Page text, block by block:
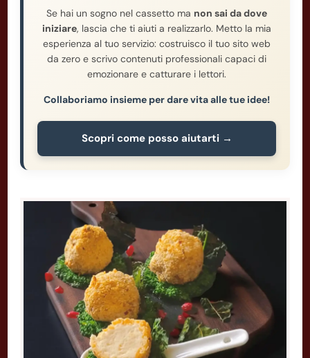
Se hai un sogno nel cassetto ma non sai da dove
iniziare, lascia che ti aiuti a realizzarlo. Metto la mia
esperienza al tuo servizio: costruisco il tuo sito web
da zero e scrivo contenuti professionali capaci di
emozionare e catturare i lettori.
Collaboriamo insieme per dare vita alle tue idee!
Scopri come posso aiutarti →